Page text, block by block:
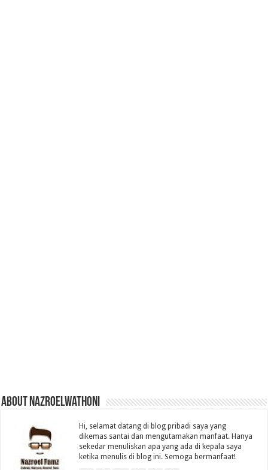
About nazroelwathoni
Hi, selamat datang di blog pribadi saya yang
dikemas santai dan mengutamakan manfaat. Hanya
sekedar menuliskan apa yang ada di kepala saya
ketika menulis di blog ini. Semoga bermanfaat!